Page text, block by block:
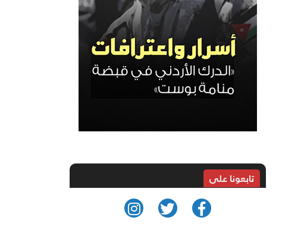
تابعونا على